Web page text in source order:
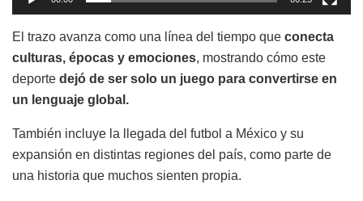
El trazo avanza como una línea del tiempo que conecta
culturas, épocas y emociones, mostrando cómo este
deporte dejó de ser solo un juego para convertirse en
un lenguaje global.
También incluye la llegada del futbol a México y su
expansión en distintas regiones del país, como parte de
una historia que muchos sienten propia.